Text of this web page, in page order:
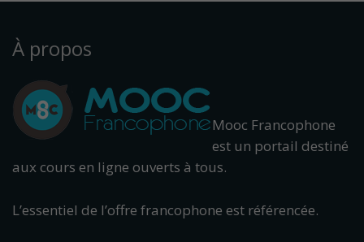
À propos
Mooc Francophone
est un portail destiné
aux cours en ligne ouverts à tous.
L’essentiel de l’offre francophone est référencée.